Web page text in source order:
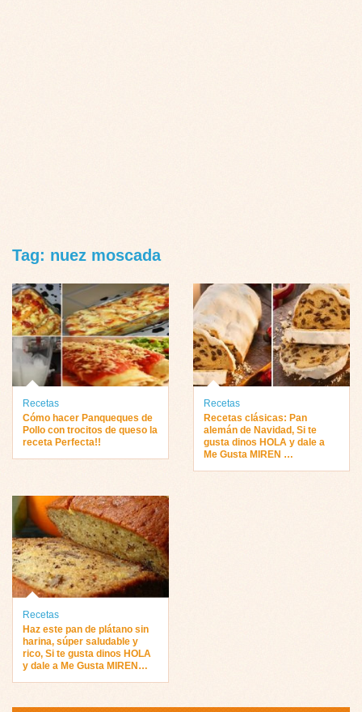
Tag: nuez moscada
Recetas
Cómo hacer Panqueques de
Pollo con trocitos de queso la
receta Perfecta!!
Recetas
Recetas clásicas: Pan
alemán de Navidad, Si te
gusta dinos HOLA y dale a
Me Gusta MIREN …
Recetas
Haz este pan de plátano sin
harina, súper saludable y
rico, Si te gusta dinos HOLA
y dale a Me Gusta MIREN…